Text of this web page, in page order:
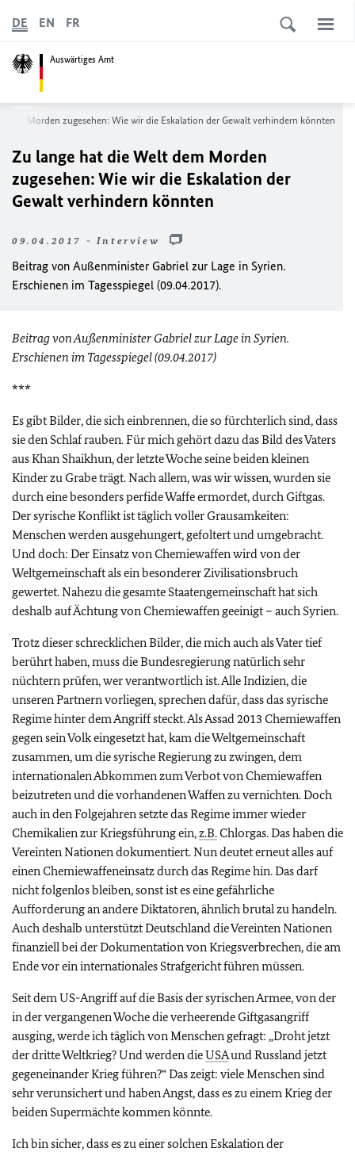
Auswärtiges Amt
DE EN FR
dem Morden zugesehen: Wie wir die Eskalation der Gewalt verhindern könnten
Zu lange hat die Welt dem Morden
zugesehen: Wie wir die Eskalation der
Gewalt verhindern könnten
09.04.2017 - Interview
Beitrag von Außenminister Gabriel zur Lage in Syrien.
Erschienen im Tagesspiegel (09.04.2017).
Beitrag von Außenminister Gabriel zur Lage in Syrien.
Erschienen im Tagesspiegel (09.04.2017)
***
Es gibt Bilder, die sich einbrennen, die so fürchterlich sind, dass
sie den Schlaf rauben. Für mich gehört dazu das Bild des Vaters
aus Khan Shaikhun, der letzte Woche seine beiden kleinen
Kinder zu Grabe trägt. Nach allem, was wir wissen, wurden sie
durch eine besonders perfide Waffe ermordet, durch Giftgas.
Der syrische Konflikt ist täglich voller Grausamkeiten:
Menschen werden ausgehungert, gefoltert und umgebracht.
Und doch: Der Einsatz von Chemiewaffen wird von der
Weltgemeinschaft als ein besonderer Zivilisationsbruch
gewertet. Nahezu die gesamte Staatengemeinschaft hat sich
deshalb auf Ächtung von Chemiewaffen geeinigt – auch Syrien.
Trotz dieser schrecklichen Bilder, die mich auch als Vater tief
berührt haben, muss die Bundesregierung natürlich sehr
nüchtern prüfen, wer verantwortlich ist. Alle Indizien, die
unseren Partnern vorliegen, sprechen dafür, dass das syrische
Regime hinter dem Angriff steckt. Als Assad 2013 Chemiewaffen
gegen sein Volk eingesetzt hat, kam die Weltgemeinschaft
zusammen, um die syrische Regierung zu zwingen, dem
internationalen Abkommen zum Verbot von Chemiewaffen
beizutreten und die vorhandenen Waffen zu vernichten. Doch
auch in den Folgejahren setzte das Regime immer wieder
Chemikalien zur Kriegsführung ein,z.B.Chlorgas. Das haben die
Vereinten Nationen dokumentiert. Nun deutet erneut alles auf
einen Chemiewaffeneinsatz durch das Regime hin. Das darf
nicht folgenlos bleiben, sonst ist es eine gefährliche
Aufforderung an andere Diktatoren, ähnlich brutal zu handeln.
Auch deshalb unterstützt Deutschland die Vereinten Nationen
finanziell bei der Dokumentation von Kriegsverbrechen, die am
Ende vor ein internationales Strafgericht führen müssen.
Seit dem US-Angriff auf die Basis der syrischen Armee, von der
in der vergangenen Woche die verheerende Giftgasangriff
ausging, werde ich täglich von Menschen gefragt: „Droht jetzt
der dritte Weltkrieg? Und werden dieUSAund Russland jetzt
gegeneinander Krieg führen?“ Das zeigt: viele Menschen sind
sehr verunsichert und haben Angst, dass es zu einem Krieg der
beiden Supermächte kommen könnte.
Ich bin sicher, dass es zu einer solchen Eskalation der